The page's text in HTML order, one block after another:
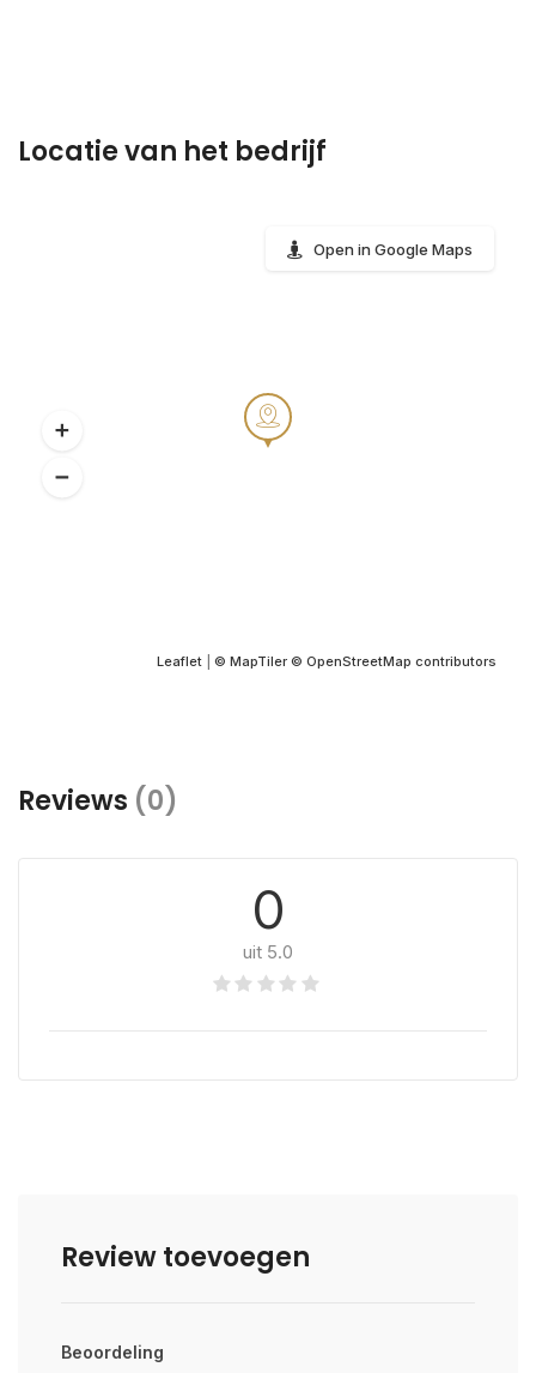
Locatie van het bedrijf
Leaflet © MapTiler © OpenStreetMap contributors
Open in Google Maps
Reviews (0)
0
uit 5.0
Review toevoegen
Beoordeling